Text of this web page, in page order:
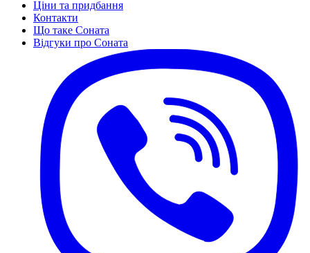
Ціни та придбання
Контакти
Що таке Соната
Відгуки про Соната